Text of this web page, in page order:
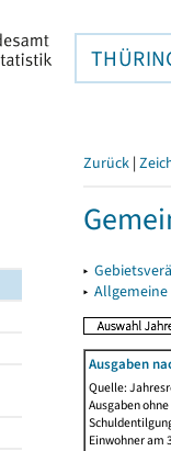
Zurück |
▸
▸
Ausgaben
Quelle:
Ausgaben
Einwohner am